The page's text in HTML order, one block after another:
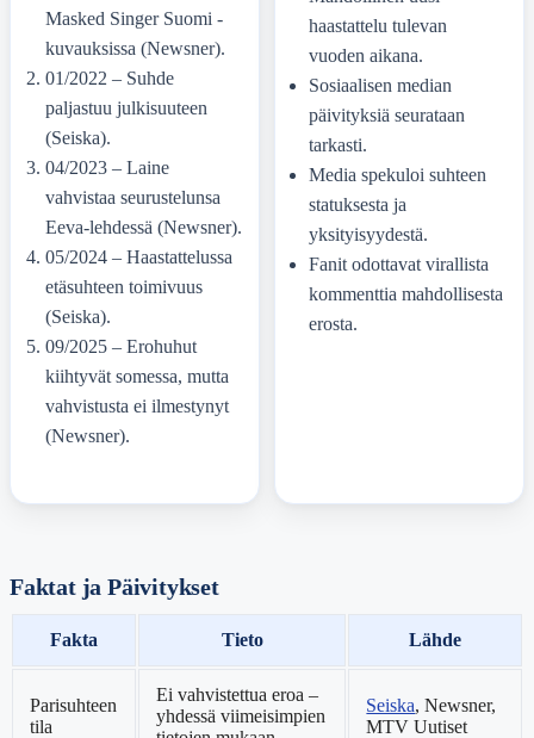
Masked Singer Suomi -
kuvauksissa (Newsner).
01/2022– Suhde
paljastuu julkisuuteen
(Seiska).
04/2023– Laine
vahvistaa seurustelunsa
Eeva-lehdessä (Newsner).
05/2024– Haastattelussa
etäsuhteen toimivuus
(Seiska).
09/2025– Erohuhut
kiihtyvät somessa, mutta
vahvistusta ei ilmestynyt
(Newsner).
haastattelu tulevan
vuoden aikana.
Sosiaalisen median
päivityksiä seurataan
tarkasti.
Media spekuloi suhteen
statuksesta ja
yksityisyydestä.
Fanit odottavat virallista
kommenttia mahdollisesta
erosta.
Faktat ja Päivitykset
Fakta Tieto Lähde
Parisuhteen
tila
Ei vahvistettua eroa –
yhdessä viimeisimpien
Seiska, Newsner,
MTV Uutiset